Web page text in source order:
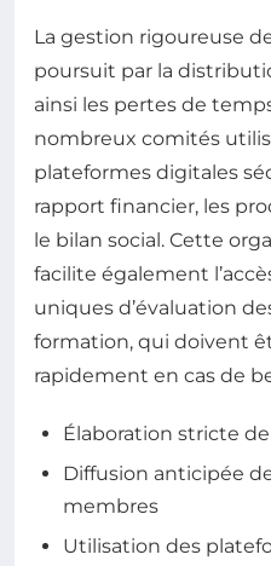
La gestion rigoureuse
poursuit par la
ainsi les pertes de
nombreux comités
plateformes digitales
rapport financier, les
le bilan social. Cette
facilite également
uniques d’évaluation
formation, qui doivent
rapidement en cas de
Élaboration stricte
Diffusion anticipée
membres
Utilisation des